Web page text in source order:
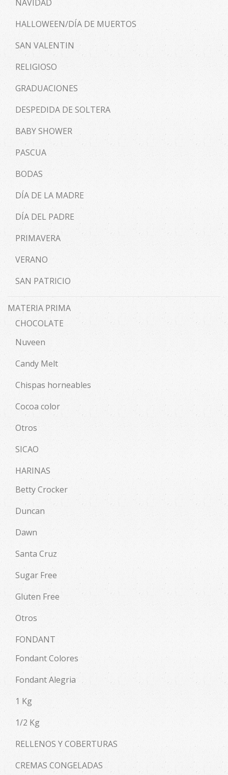
NAVIDAD
HALLOWEEN/DÍA DE MUERTOS
SAN VALENTIN
RELIGIOSO
GRADUACIONES
DESPEDIDA DE SOLTERA
BABY SHOWER
PASCUA
BODAS
DÍA DE LA MADRE
DÍA DEL PADRE
PRIMAVERA
VERANO
SAN PATRICIO
MATERIA PRIMA
CHOCOLATE
Nuveen
Candy Melt
Chispas horneables
Cocoa color
Otros
SICAO
HARINAS
Betty Crocker
Duncan
Dawn
Santa Cruz
Sugar Free
Gluten Free
Otros
FONDANT
Fondant Colores
Fondant Alegria
1 Kg
1/2 Kg
RELLENOS Y COBERTURAS
CREMAS CONGELADAS